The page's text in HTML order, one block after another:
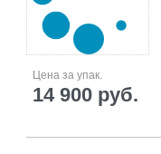
Цена за упак.
14 900 руб.